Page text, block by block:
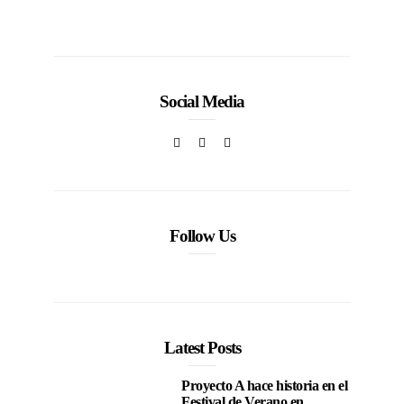
Social Media
Follow Us
Latest Posts
Proyecto A hace historia en el